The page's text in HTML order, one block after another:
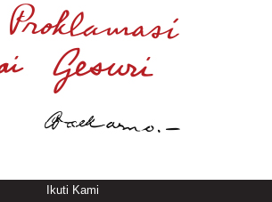
Ikuti Kami